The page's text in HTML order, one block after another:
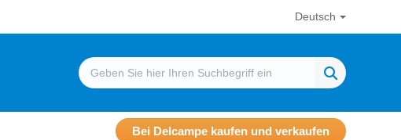
Deutsch
Bei Delcampe kaufen und verkaufen